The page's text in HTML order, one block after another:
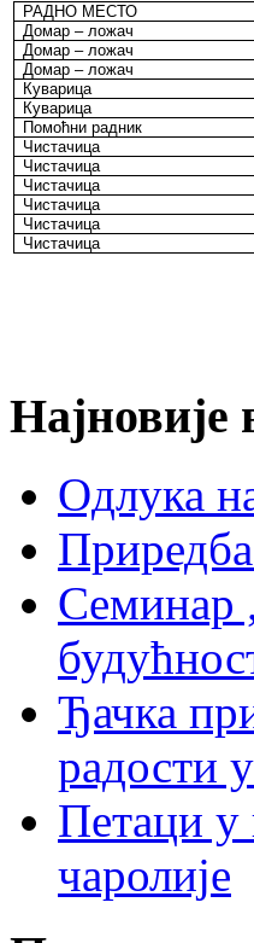
РАДНО МЕСТО
Домар – ложач
Домар – ложач
Домар – ложач
Куварица
Куварица
Помоћни радник
Чистачица
Чистачица
Чистачица
Чистачица
Чистачица
Чистачица
Најновије
Oдлука
Семинар
Ђачка
радости
Петаци у
чаролије